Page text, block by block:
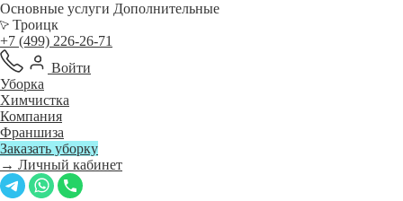
Основные услуги Дополнительные
Троицк
+7 (499) 226-26-71
Войти
Уборка
Химчистка
Компания
Франшиза
Заказать уборку
→ Личный кабинет